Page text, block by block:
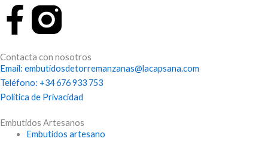
F
a
c
e
b
Contacta con nosotros
Email: embutidosdetorremanzanas@lacapsana.com
Teléfono: +34 676 933 753
Política de Privacidad
Embutidos Artesanos
Embutidos artesano